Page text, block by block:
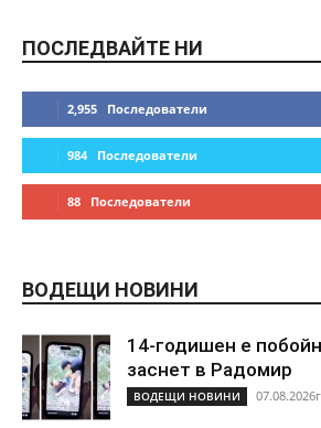
ПОСЛЕДВАЙТЕ НИ
2,955 Последователи
984 Последователи
88 Последователи
ВОДЕЩИ НОВИНИ
14-годишен е
заснет в Радомир
ВОДЕЩИ НОВИНИ